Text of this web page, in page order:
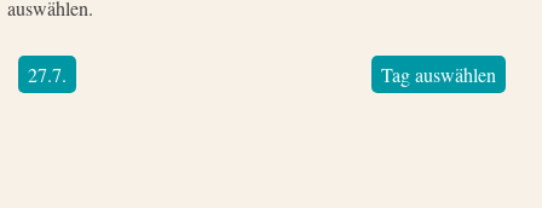
auswählen.
27.7. Tag auswählen